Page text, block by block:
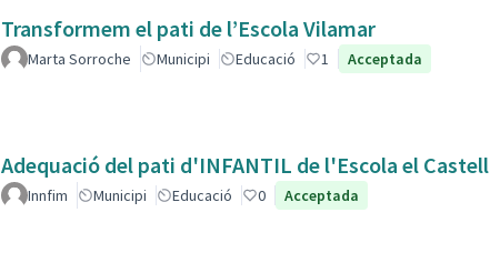
Transformem el pati de l’Escola Vilamar
Marta Sorroche Municipi Educació 1 Acceptada
Adequació del pati d'INFANTIL de l'Escola el Castell
Innfim Municipi Educació 0 Acceptada